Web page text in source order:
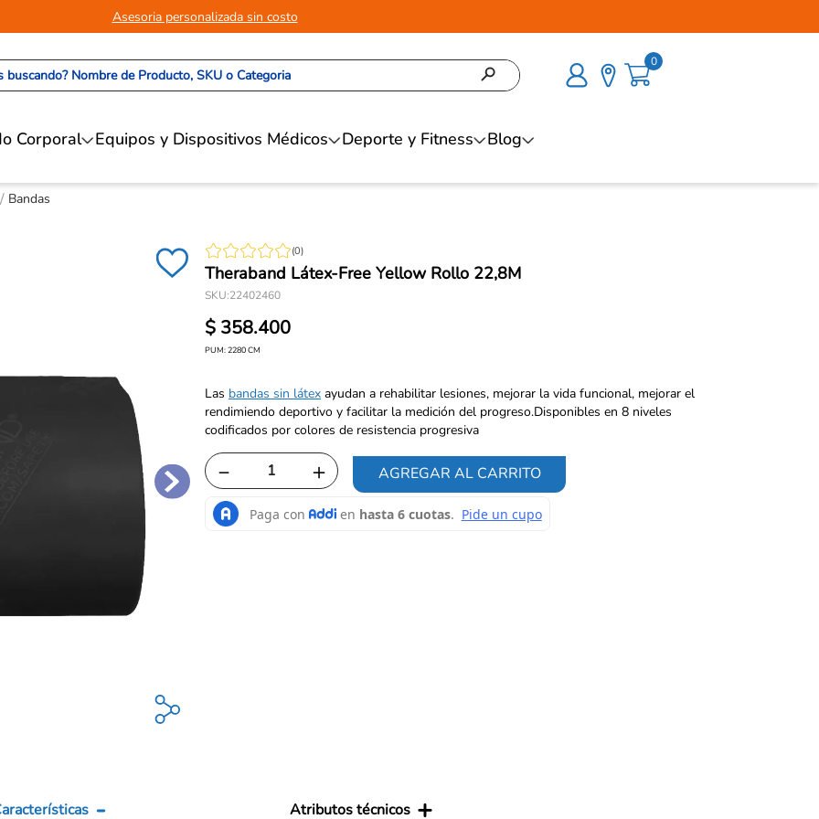
Asesoria personalizada sin costo
Nombre de Producto, SKU o Categoria 0
Corporal Equipos y Dispositivos Médicos Deporte y Fitness Blog
Bandas
(0)
Theraband Látex-Free Yellow Rollo 22,8M
SKU:22402460
$ 358.400
PUM:2280CM
Las bandas sin látex ayudan a rehabilitar lesiones, mejorar la vida funcional, mejorar el
rendimiendo deportivo y facilitar la medición del progreso.Disponibles en 8 niveles
codificados por colores de resistencia progresiva
＋
－ AGREGAR AL CARRITO
Atributos técnicos